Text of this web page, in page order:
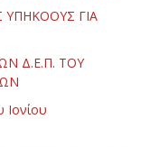
ΓΙΑ
Δ.Ε.Π. ΤΟΥ